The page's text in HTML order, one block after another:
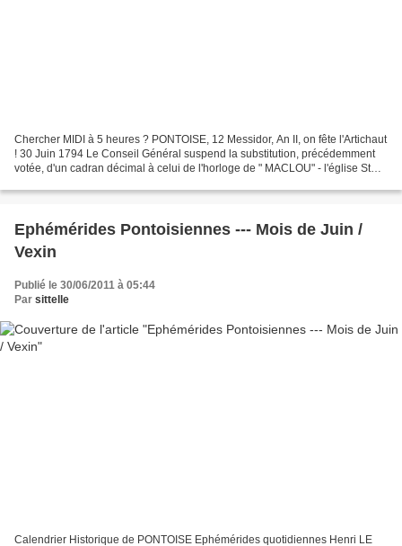
Chercher MIDI à 5 heures ? PONTOISE, 12 Messidor, An II, on fête l'Artichaut
! 30 Juin 1794 Le Conseil Général suspend la substitution, précédemment
votée, d'un cadran décimal à celui de l'horloge de " MACLOU" - l'église St
Ephémérides Pontoisiennes --- Mois de Juin /
Vexin
Publié le 30/06/2011 à 05:44
Par sittelle
Calendrier Historique de PONTOISE Ephémérides quotidiennes Henri LE